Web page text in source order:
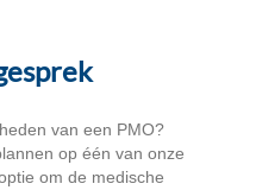
van een PMO?
op één van onze
om de medische